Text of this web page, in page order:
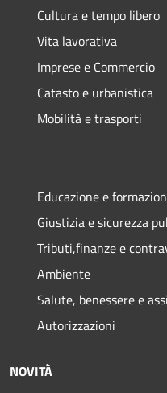
Cultura e tempo libero
Vita lavorativa
Imprese e Commercio
Catasto e urbanistica
Mobilità e trasporti
Educazione e
Giustizia e sicurezza
Tributi,finanze e
Ambiente
Salute, benessere e
Autorizzazioni
NOVITÀ